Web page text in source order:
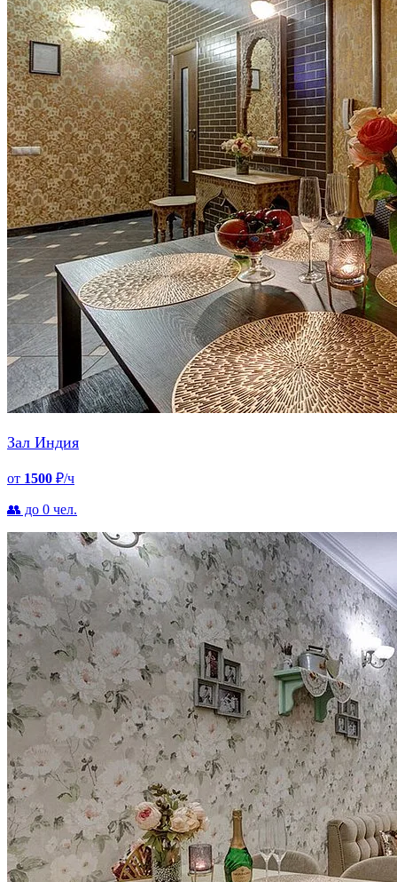
Зал Индия
от 1500 ₽/ч
👥 до 0 чел.